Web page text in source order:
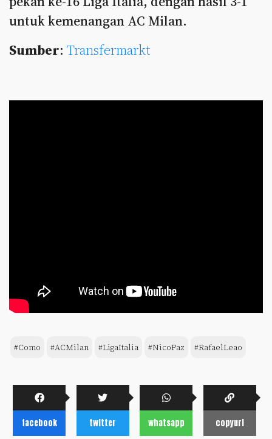
untuk kemenangan AC Milan.
Sumber: Transfermarkt
#Como #ACMilan #LigaItalia #NicoPaz #RafaelLeao
facebook twitter whatsapp copyurl